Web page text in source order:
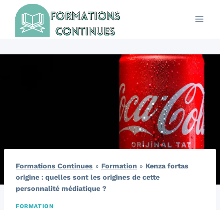
contenu
Formations Continues » Formation » Kenza fortas
origine : quelles sont les origines de cette
personnalité médiatique ?
FORMATION